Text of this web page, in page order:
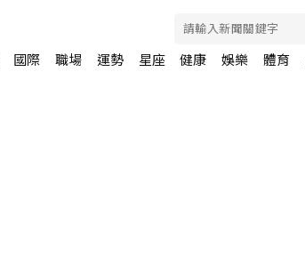
國際 職場 運勢 星座 健康 娛樂 體育